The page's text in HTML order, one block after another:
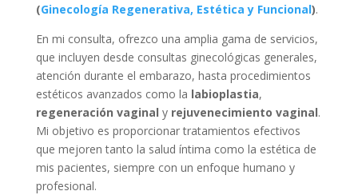
(Ginecología Regenerativa, Estética y Funcional).
En mi consulta, ofrezco una amplia gama de servicios,
que incluyen desde consultas ginecológicas generales,
atención durante el embarazo, hasta procedimientos
estéticos avanzados como la labioplastia,
regeneración vaginal y rejuvenecimiento vaginal.
Mi objetivo es proporcionar tratamientos efectivos
que mejoren tanto la salud íntima como la estética de
mis pacientes, siempre con un enfoque humano y
profesional.